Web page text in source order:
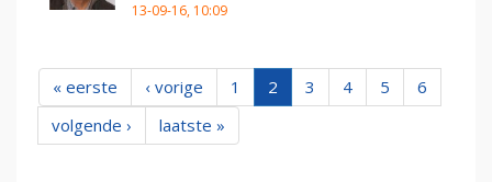
13-09-16, 10:09
« eerste ‹ vorige 1 2 3 4 5
6
volgende ›
laatste »